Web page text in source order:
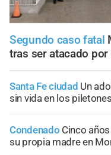
Segundo caso fatal
tras ser atacado
Santa Fe ciudad Un
sin vida en los
Condenado Cinco
su propia madre en